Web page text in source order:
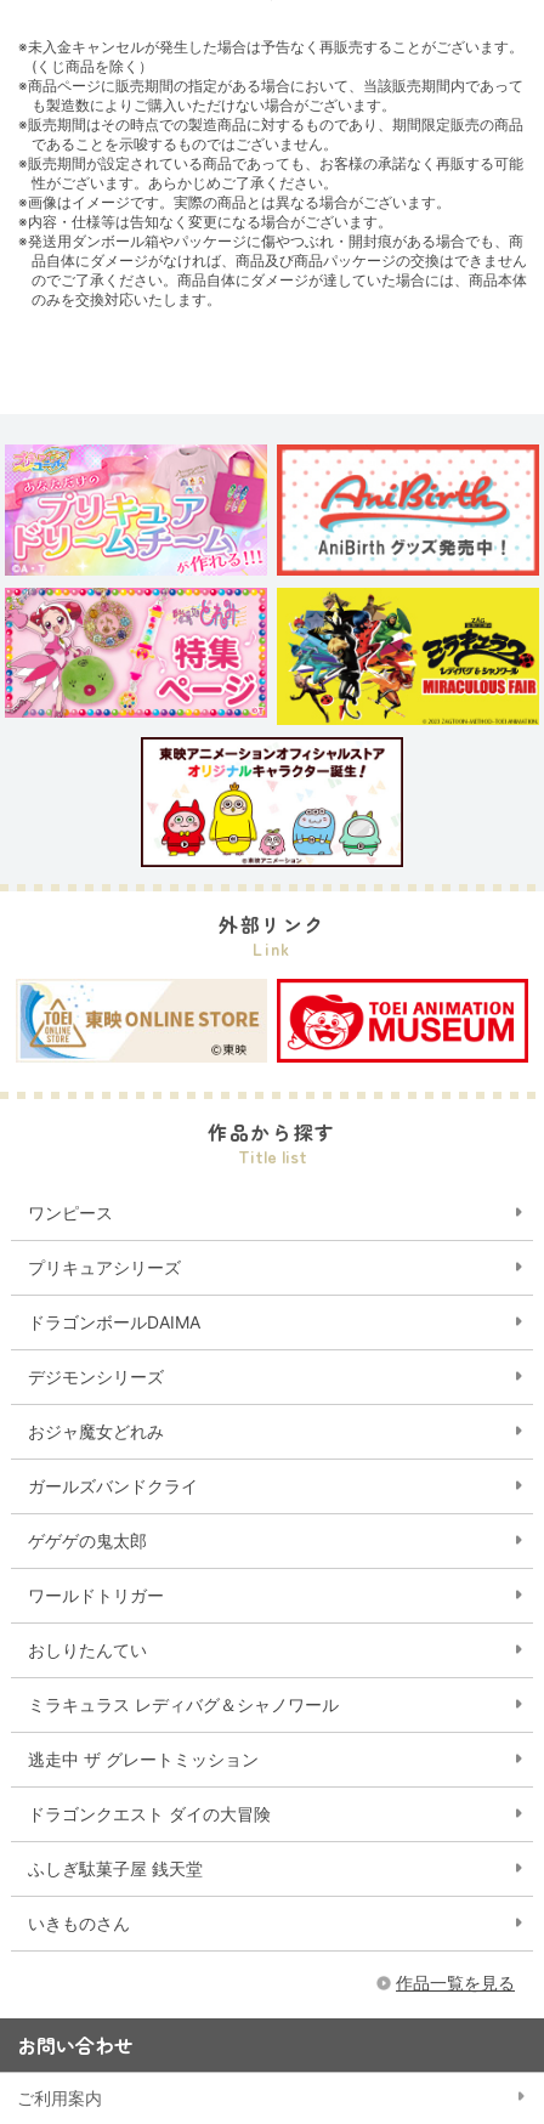
※未入金キャンセルが発生した場合は予告なく再販売することがございます。
(くじ商品を除く）
※商品ページに販売期間の指定がある場合において、当該販売期間内であって
も製造数によりご購入いただけない場合がございます。
※販売期間はその時点での製造商品に対するものであり、期間限定販売の商品
であることを示唆するものではございません。
※販売期間が設定されている商品であっても、お客様の承諾なく再販する可能
性がございます。あらかじめご了承ください。
※画像はイメージです。実際の商品とは異なる場合がございます。
※内容・仕様等は告知なく変更になる場合がございます。
※発送用ダンボール箱やパッケージに傷やつぶれ・開封痕がある場合でも、商
品自体にダメージがなければ、商品及び商品パッケージの交換はできません
のでご了承ください。商品自体にダメージが達していた場合には、商品本体
のみを交換対応いたします。
外部リンク
Link
作品から探す
Title list
ワンピース
プリキュアシリーズ
ドラゴンボールDAIMA
デジモンシリーズ
おジャ魔女どれみ
ガールズバンドクライ
ゲゲゲの鬼太郎
ワールドトリガー
おしりたんてい
ミラキュラス レディバグ＆シャノワール
逃走中 ザ グレートミッション
ドラゴンクエスト ダイの大冒険
ふしぎ駄菓子屋 銭天堂
いきものさん
作品一覧を見る
お問い合わせ
ご利用案内